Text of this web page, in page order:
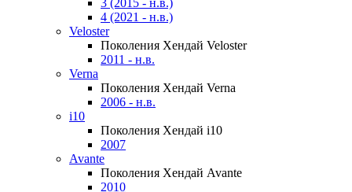
3 (2015 - н.в.)
4 (2021 - н.в.)
Veloster
Поколения Хендай Veloster
2011 - н.в.
Verna
Поколения Хендай Verna
2006 - н.в.
i10
Поколения Хендай i10
2007
Avante
Поколения Хендай Avante
2010